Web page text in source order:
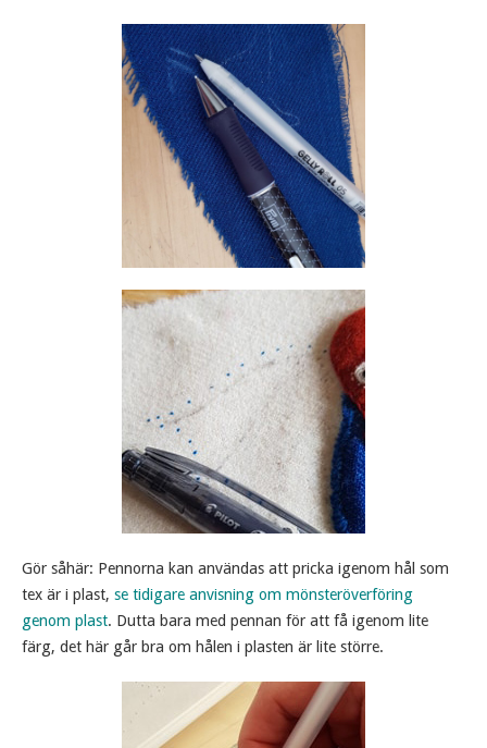
Gör såhär: Pennorna kan användas att pricka igenom hål som
tex är i plast, se tidigare anvisning om mönsteröverföring
genom plast. Dutta bara med pennan för att få igenom lite
färg, det här går bra om hålen i plasten är lite större.